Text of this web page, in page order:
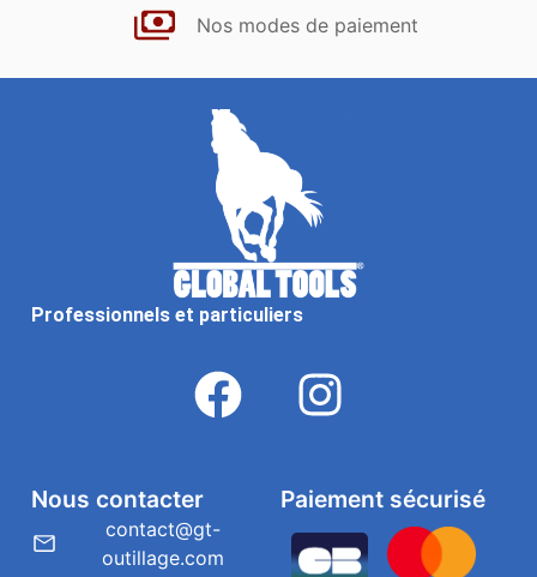
Nos modes de paiement
Professionnels et particuliers
Paiement sécurisé
Nous contacter
contact@gt-
outillage.com